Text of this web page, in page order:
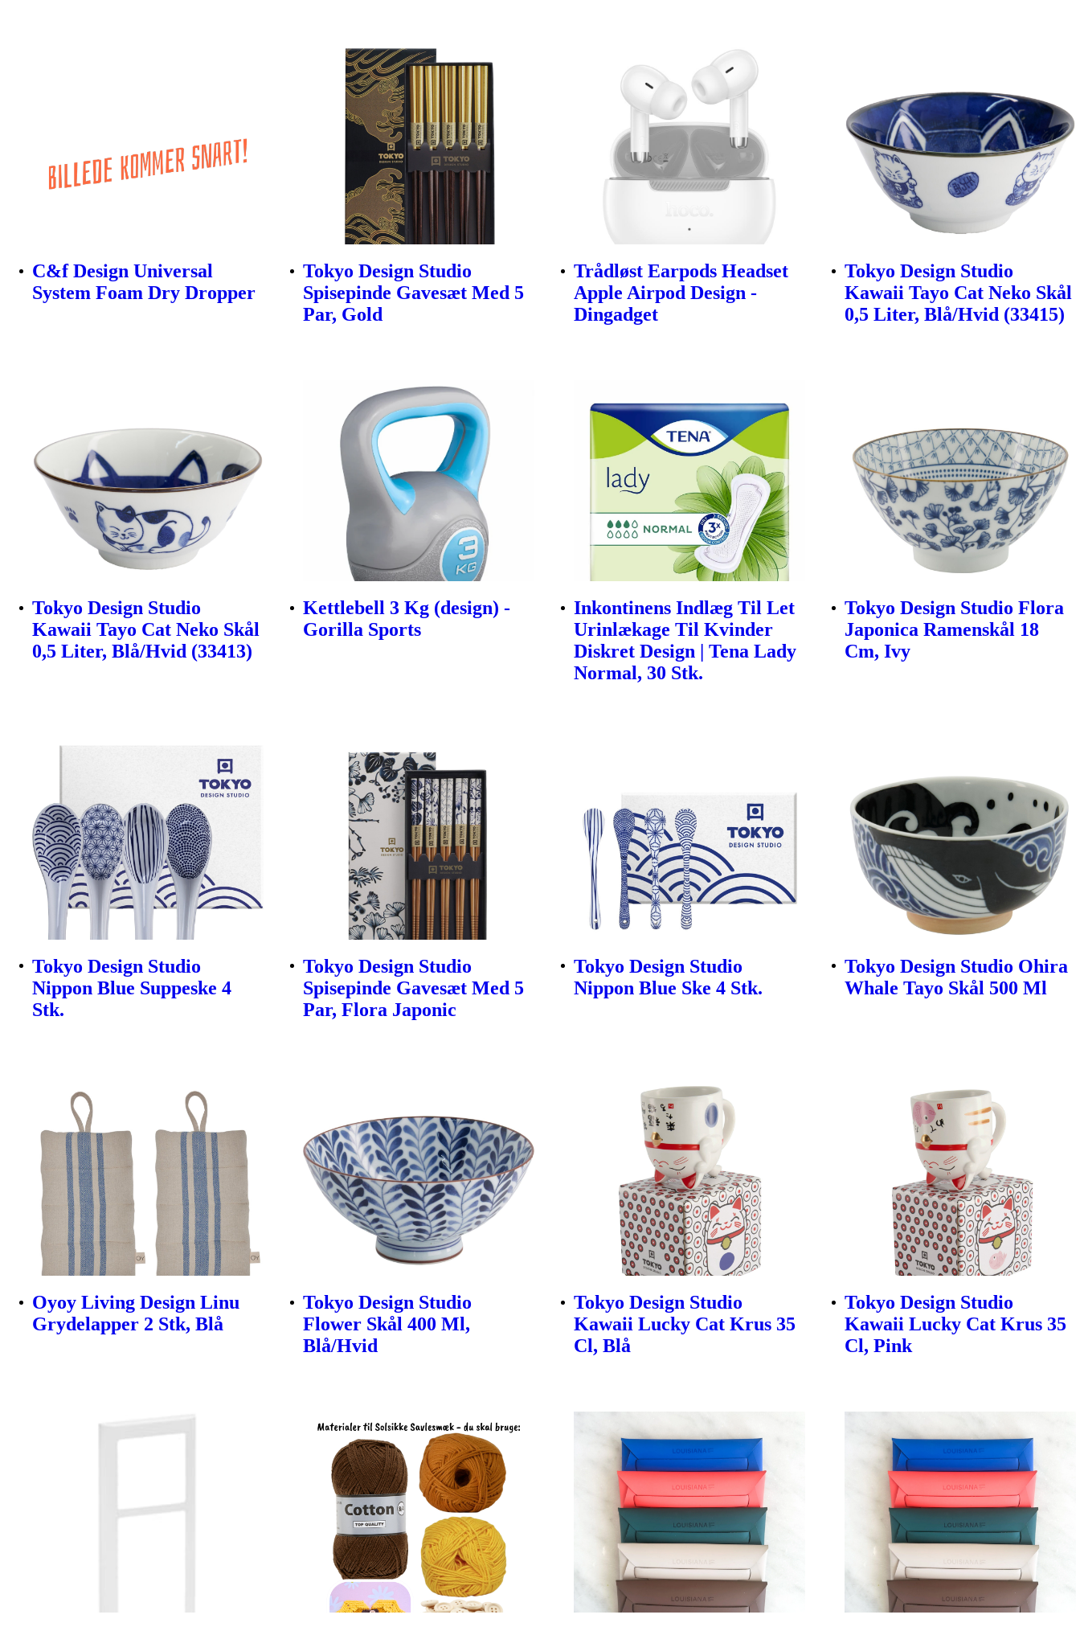
C&f Design Universal
System Foam Dry Dropper
Tokyo Design Studio
Spisepinde Gavesæt Med 5
Par, Gold
Trådløst Earpods Headset
Apple Airpod Design -
Dingadget
Tokyo Design Studio
Kawaii Tayo Cat Neko Skål
0,5 Liter, Blå/Hvid (33415)
Tokyo Design Studio
Kawaii Tayo Cat Neko Skål
0,5 Liter, Blå/Hvid (33413)
Kettlebell 3 Kg (design) -
Gorilla Sports
Inkontinens Indlæg Til Let
Urinlækage Til Kvinder
Diskret Design | Tena Lady
Normal, 30 Stk.
Tokyo Design Studio Flora
Japonica Ramenskål 18
Cm, Ivy
Tokyo Design Studio
Nippon Blue Suppeske 4
Stk.
Tokyo Design Studio
Spisepinde Gavesæt Med 5
Par, Flora Japonic
Tokyo Design Studio
Nippon Blue Ske 4 Stk.
Tokyo Design Studio Ohira
Whale Tayo Skål 500 Ml
Oyoy Living Design Linu
Grydelapper 2 Stk, Blå
Tokyo Design Studio
Flower Skål 400 Ml,
Blå/Hvid
Tokyo Design Studio
Kawaii Lucky Cat Krus 35
Cl, Blå
Tokyo Design Studio
Kawaii Lucky Cat Krus 35
Cl, Pink